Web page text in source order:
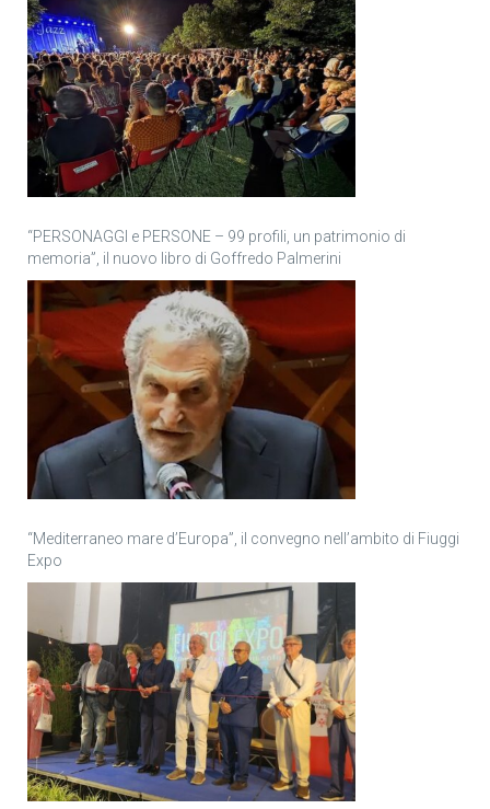
“PERSONAGGI e PERSONE – 99 profili, un patrimonio di
memoria”, il nuovo libro di Goffredo Palmerini
“Mediterraneo mare d’Europa”, il convegno nell’ambito di Fiuggi
Expo